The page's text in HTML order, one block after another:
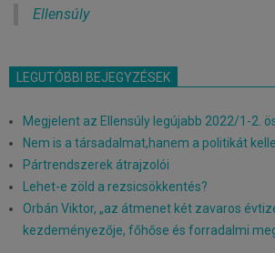
Ellensúly
LEGUTÓBBI BEJEGYZÉSEK
Megjelent az Ellensúly legújabb 2022/1-2.
Nem is a társadalmat,hanem a politikát
Pártrendszerek átrajzolói
Lehet-e zöld a rezsicsökkentés?
Orbán Viktor, „az átmenet két zavaros
kezdeményezője, főhőse és forradalmi